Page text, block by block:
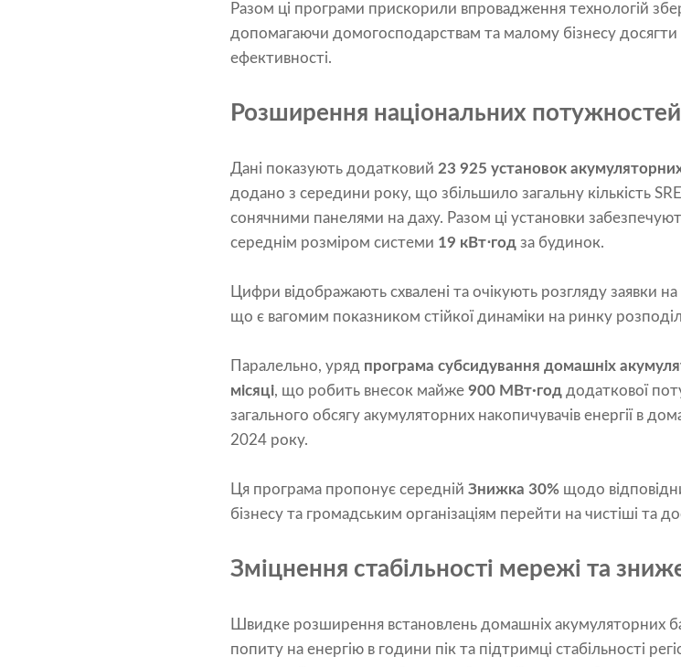
Разом ці програми прискорили впровадження технологій
допомагаючи домогосподарствам та малому бізнесу досягти
ефективності.
Розширення національних потужностей
Дані показують додатковий 23 925 установок
додано з середини року, що збільшило загальну кількість
сонячними панелями на даху. Разом ці установки
середнім розміром системи 19 кВт⋅год за будинок.
Цифри відображають схвалені та очікують розгляду заявки на
що є вагомим показником стійкої динаміки на ринку
Паралельно, уряд програма субсидування домашніх
місяці, що робить внесок майже 900 МВт·год додаткової
загального обсягу акумуляторних накопичувачів енергії в
2024 року.
Ця програма пропонує середній Знижка 30% щодо
бізнесу та громадським організаціям перейти на чистіші та
Зміцнення стабільності мережі та
Швидке розширення встановлень домашніх акумуляторних
попиту на енергію в години пік та підтримці стабільності